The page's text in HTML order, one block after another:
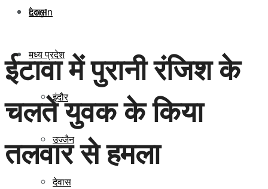
Login
देवास
मध्य प्रदेश
इंदौर
उज्जैन
देवास
ईटावा में पुरानी रंजिश के
चलते युवक के किया
तलवार से हमला